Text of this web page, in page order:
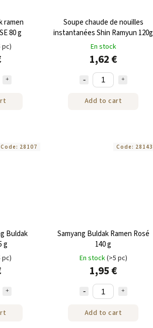
ramen
80 g
pc)
Soupe chaude de nouilles
instantanées Shin Ramyun 120g
En stock
1,62 €
Add to cart
Buldak
g
pc)
Code: 28107
Samyang Buldak Ramen Rosé
140 g
En stock(>5 pc)
1,95 €
Add to cart
Code: 28143